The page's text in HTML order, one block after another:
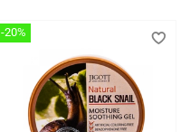
-20%